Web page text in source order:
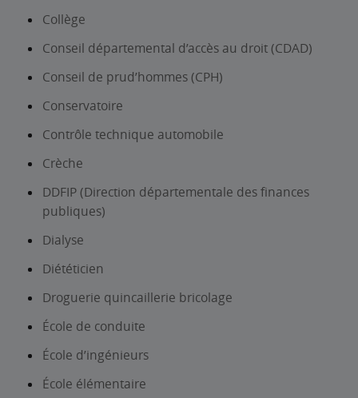
Collège
Conseil départemental d’accès au droit (CDAD)
Conseil de prud’hommes (CPH)
Conservatoire
Contrôle technique automobile
Crèche
DDFIP (Direction départementale des finances
publiques)
Dialyse
Diététicien
Droguerie quincaillerie bricolage
École de conduite
École d’ingénieurs
École élémentaire